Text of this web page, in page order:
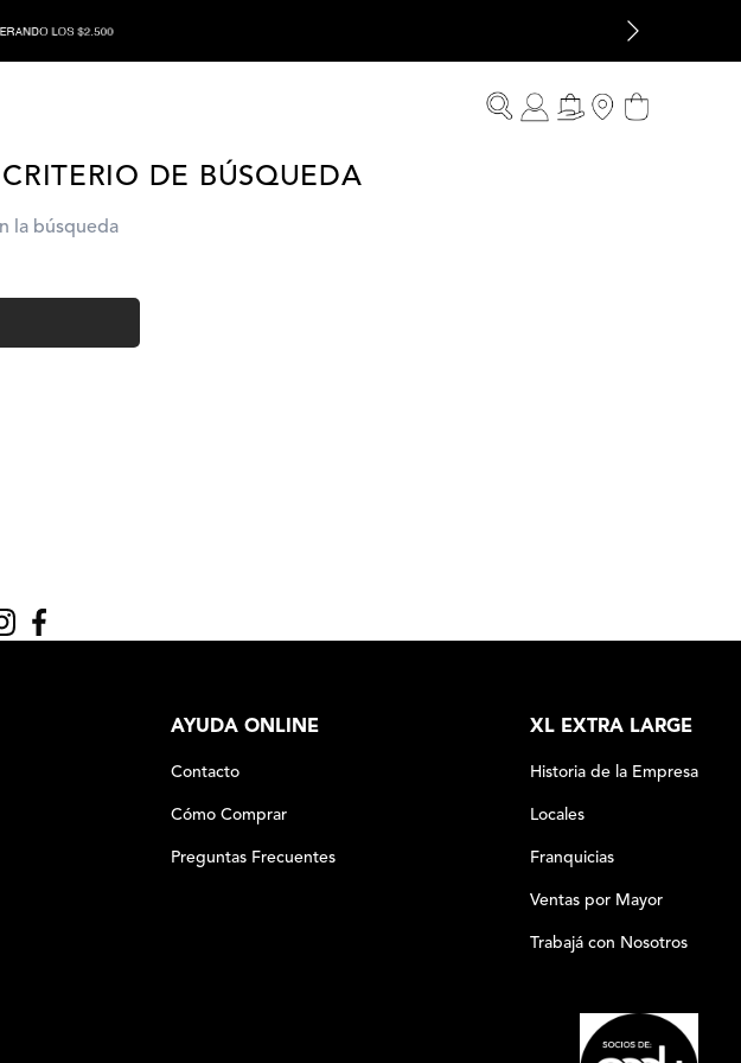
xv5wdc07c0701
DE BÚSQUEDA
la búsqueda
AYUDA ONLINE
Contacto
Cómo Comprar
Preguntas Frecuentes
XL EXTRA LARGE
Historia de la Empresa
Locales
Franquicias
Ventas por Mayor
Trabajá con Nosotros